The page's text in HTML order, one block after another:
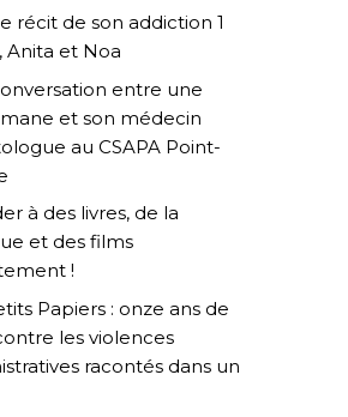
récit de son addiction 1
Anita et Noa
entre une
et son médecin
au CSAPA Point-
à des livres, de la
et des films
!
Papiers : onze ans de
les violences
racontés dans un